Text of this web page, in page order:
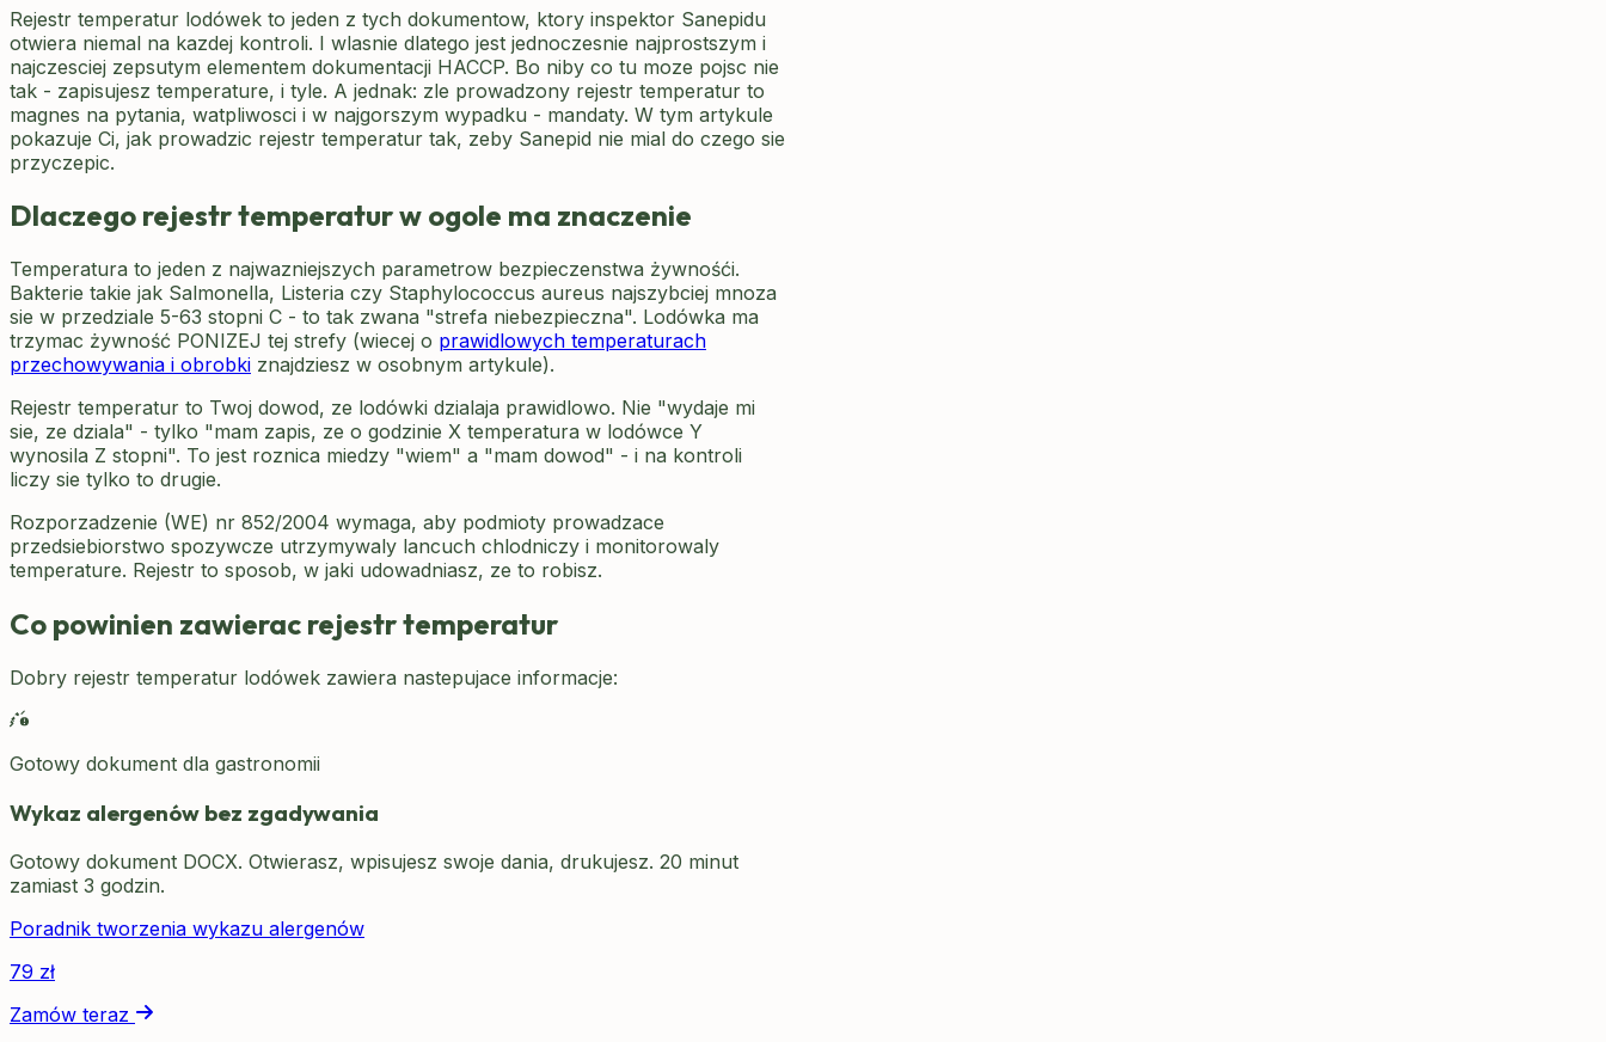
Rejestr temperatur lodówek to jeden z tych dokumentow, ktory inspektor Sanepidu
otwiera niemal na kazdej kontroli. I wlasnie dlatego jest jednoczesnie najprostszym i
najczesciej zepsutym elementem dokumentacji HACCP. Bo niby co tu moze pojsc nie
tak - zapisujesz temperature, i tyle. A jednak: zle prowadzony rejestr temperatur to
magnes na pytania, watpliwosci i w najgorszym wypadku - mandaty. W tym artykule
pokazuje Ci, jak prowadzic rejestr temperatur tak, zeby Sanepid nie mial do czego sie
przyczepic.
Dlaczego rejestr temperatur w ogole ma znaczenie
Temperatura to jeden z najwazniejszych parametrow bezpieczenstwa żywnośći.
Bakterie takie jak Salmonella, Listeria czy Staphylococcus aureus najszybciej mnoza
sie w przedziale 5-63 stopni C - to tak zwana "strefa niebezpieczna". Lodówka ma
trzymac żywność PONIZEJ tej strefy (wiecej o prawidlowych temperaturach
przechowywania i obrobki znajdziesz w osobnym artykule).
Rejestr temperatur to Twoj dowod, ze lodówki dzialaja prawidlowo. Nie "wydaje mi
sie, ze dziala" - tylko "mam zapis, ze o godzinie X temperatura w lodówce Y
wynosila Z stopni". To jest roznica miedzy "wiem" a "mam dowod" - i na kontroli
liczy sie tylko to drugie.
Rozporzadzenie (WE) nr 852/2004 wymaga, aby podmioty prowadzace
przedsiebiorstwo spozywcze utrzymywaly lancuch chlodniczy i monitorowaly
temperature. Rejestr to sposob, w jaki udowadniasz, ze to robisz.
Co powinien zawierac rejestr temperatur
Dobry rejestr temperatur lodówek zawiera nastepujace informacje:
Gotowy dokument dla gastronomii
Wykaz alergenów bez zgadywania
Gotowy dokument DOCX. Otwierasz, wpisujesz swoje dania, drukujesz. 20 minut
zamiast 3 godzin.
Poradnik tworzenia wykazu alergenów
79 zł
Zamów teraz